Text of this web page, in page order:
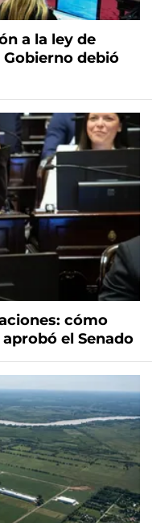
a la ley de
debió
cómo
el Senado